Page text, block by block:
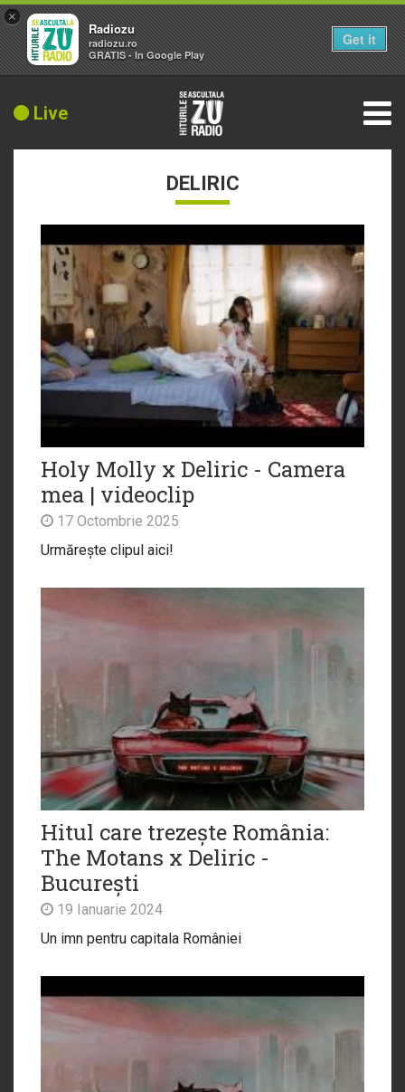
Live
DELIRIC
Holy Molly x Deliric - Camera
mea | videoclip
17 Octombrie 2025
Urmărește clipul aici!
Hitul care trezește România:
The Motans x Deliric -
București
19 Ianuarie 2024
Un imn pentru capitala României
×
Radiozu
radiozu.ro
GRATIS - In Google Play
Get it